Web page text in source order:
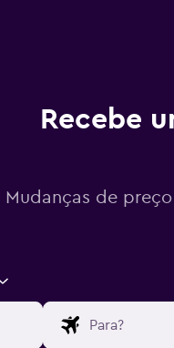
Recebe
Mudanças de